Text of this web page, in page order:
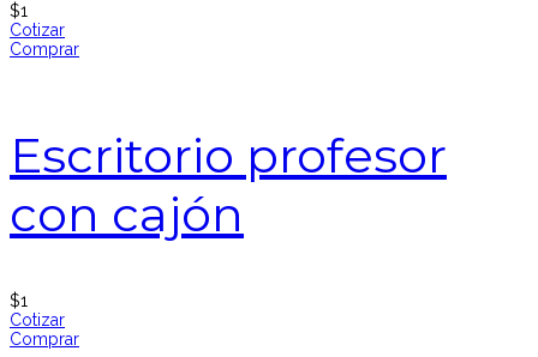
$1
Cotizar
Comprar
Escritorio profesor
con cajón
$1
Cotizar
Comprar